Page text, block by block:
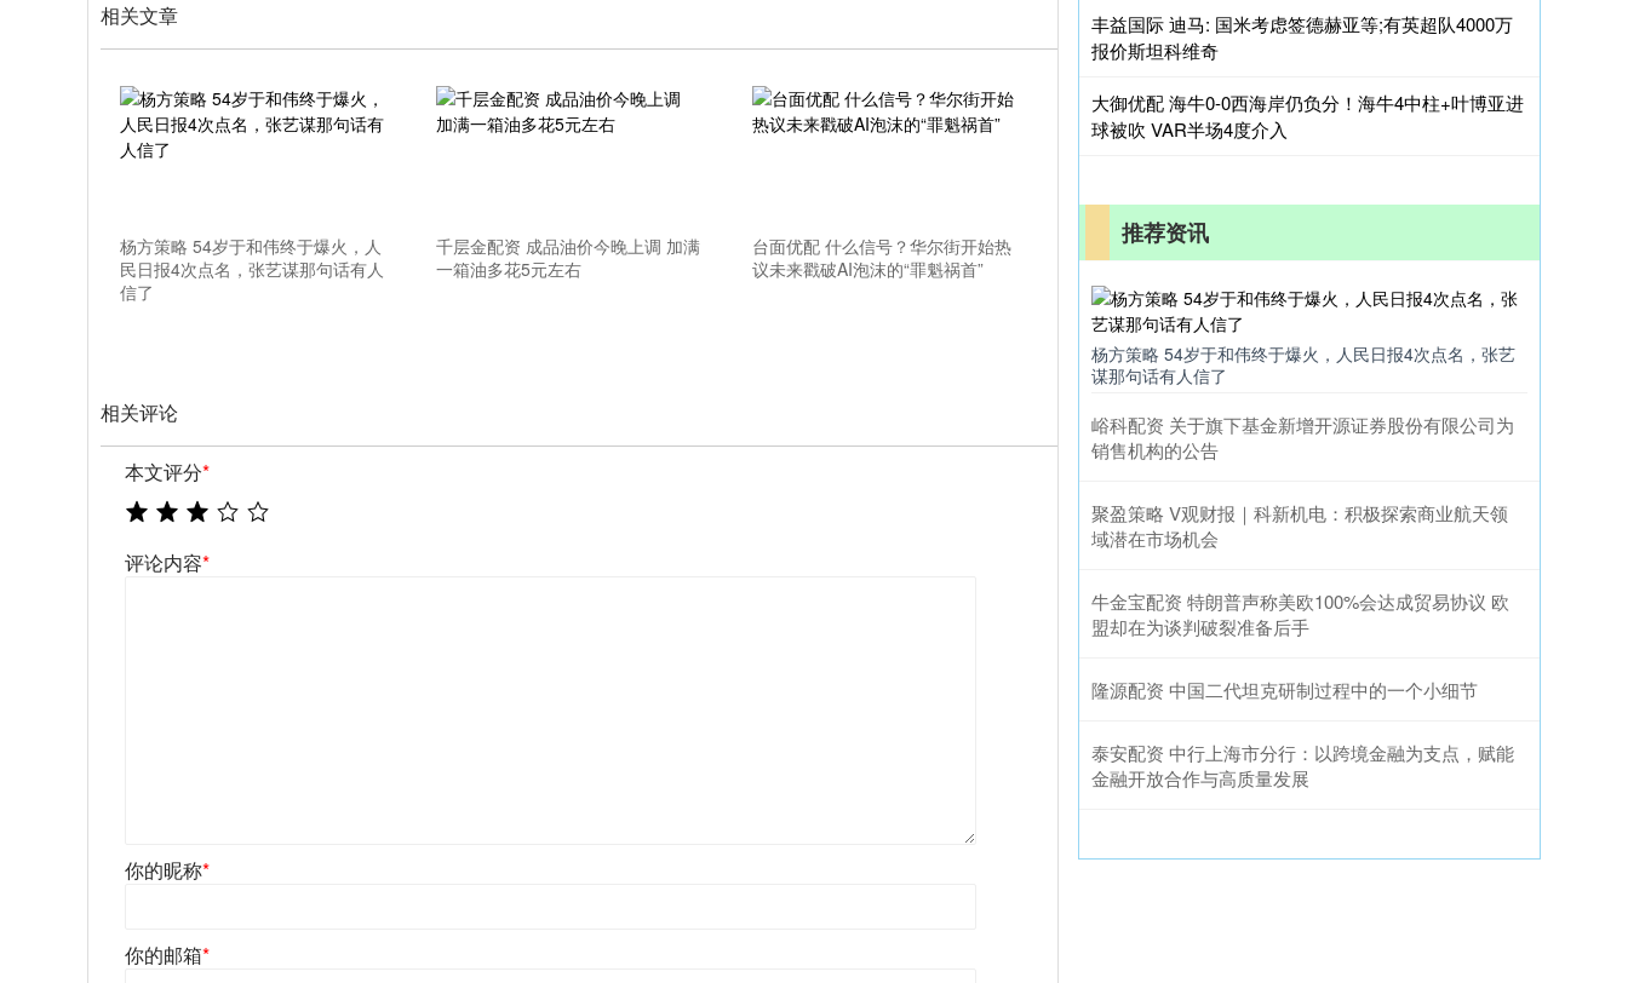
相关文章
杨方策略 54岁于和伟终于爆火，人
民日报4次点名，张艺谋那句话有人
信了
千层金配资 成品油价今晚上调 加满
一箱油多花5元左右
台面优配 什么信号？华尔街开始热
议未来戳破AI泡沫的“罪魁祸首”
相关评论
本文评分*
评论内容*
你的昵称*
你的邮箱*
丰益国际 迪马: 国米考虑签德赫亚等;有英超队4000万
报价斯坦科维奇
大御优配 海牛0-0西海岸仍负分！海牛4中柱+叶博亚进
球被吹 VAR半场4度介入
推荐资讯
杨方策略 54岁于和伟终于爆火，人民日报4次点名，张艺
谋那句话有人信了
峪科配资 关于旗下基金新增开源证券股份有限公司为
销售机构的公告
聚盈策略 V观财报｜科新机电：积极探索商业航天领
域潜在市场机会
牛金宝配资 特朗普声称美欧100%会达成贸易协议 欧
盟却在为谈判破裂准备后手
隆源配资 中国二代坦克研制过程中的一个小细节
泰安配资 中行上海市分行：以跨境金融为支点，赋能
金融开放合作与高质量发展